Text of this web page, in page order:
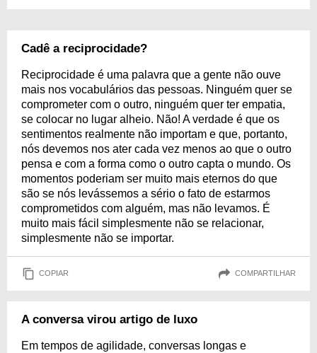
Cadê a reciprocidade?
Reciprocidade é uma palavra que a gente não ouve
mais nos vocabulários das pessoas. Ninguém quer se
comprometer com o outro, ninguém quer ter empatia,
se colocar no lugar alheio. Não! A verdade é que os
sentimentos realmente não importam e que, portanto,
nós devemos nos ater cada vez menos ao que o outro
pensa e com a forma como o outro capta o mundo. Os
momentos poderiam ser muito mais eternos do que
são se nós levássemos a sério o fato de estarmos
comprometidos com alguém, mas não levamos. É
muito mais fácil simplesmente não se relacionar,
simplesmente não se importar.
COPIAR COMPARTILHAR
A conversa virou artigo de luxo
Em tempos de agilidade, conversas longas e